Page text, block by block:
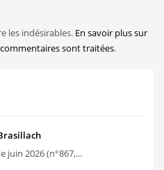
les indésirables. En savoir plus sur
sont traitées.
juin 2026 (n°867,...